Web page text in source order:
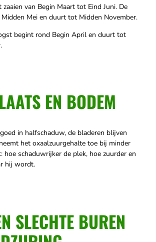
zaaien van Begin Maart tot Eind Juni. De
Mei en duurt tot Midden November.
begint rond Begin April en duurt tot
EN BODEM
in halfschaduw, de bladeren blijven
het oxaalzuurgehalte toe bij minder
hoe schaduwrijker de plek, hoe zuurder en
hij wordt.
SLECHTE BUREN